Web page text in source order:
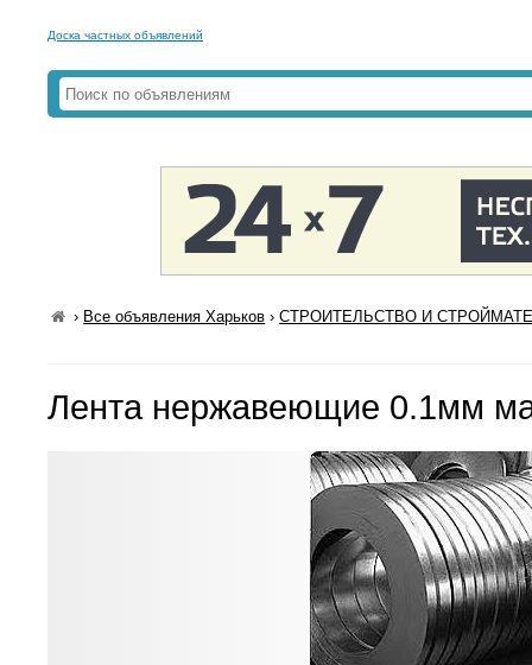
Доска частных объявлений
› Все объявления Харьков ›СТРОИТЕЛЬСТВО И
Лента нержавеющие 0.1мм